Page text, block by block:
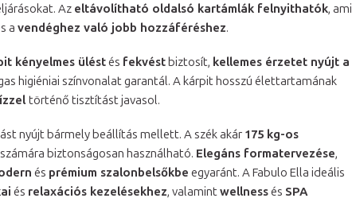
Az eltávolítható oldalsó kartámlák felnyithatók, ami
a vendéghez való jobb hozzáféréshez.
kényelmes üléstés fekvést biztosít, kellemes érzetet nyújt a
higiéniai színvonalat garantál. A kárpit hosszú élettartamának
történő tisztítást javasol.
nyújt bármely beállítás mellett. A szék akár 175 kg-os
biztonságosan használható. Elegáns formatervezése,
és prémium szalonbelsőkbe egyaránt. A Fabulo Ella ideális
és relaxációs kezelésekhez, valamintwellnessés SPA